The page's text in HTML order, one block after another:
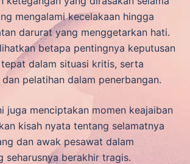
mengalami kecelakaan hingga
darurat yang menggetarkan hati.
betapa pentingnya keputusan
dalam situasi kritis, serta
pelatihan dalam penerbangan.
juga menciptakan momen keajaiban
kisah nyata tentang selamatnya
dan awak pesawat dalam
seharusnya berakhir tragis.